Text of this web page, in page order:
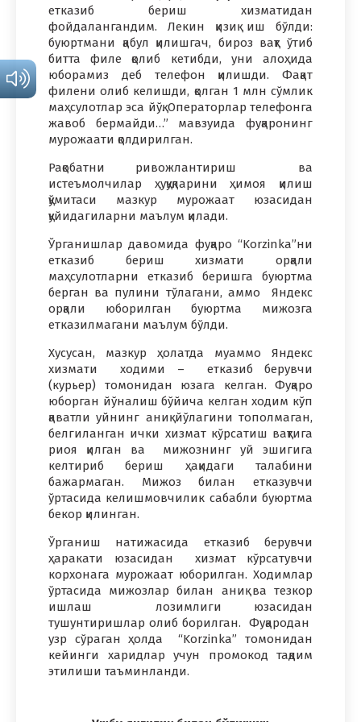
етказиб бериш хизматидан
фойдалангандим. Лекин қизиқ иш бўлди:
буюртмани қабул қилишгач, бироз вақт ўтиб
битта филе қолиб кетибди, уни алоҳида
юборамиз деб телефон қилишди. Фақат
филени олиб келишди, қолган 1 млн сўмлик
маҳсулотлар эса йўқ. Операторлар телефонга
жавоб бермайди…” мавзуида фуқаронинг
мурожаати қолдирилган.
Рақобатни ривожлантириш ва
истеъмолчилар ҳуқуқларини ҳимоя қилиш
қўмитаси мазкур мурожаат юзасидан
қуйидагиларни маълум қилади.
Ўрганишлар давомида фуқаро “Korzinka”ни
етказиб бериш хизмати орқали
маҳсулотларни етказиб беришга буюртма
берган ва пулини тўлагани, аммо Яндекс
орқали юборилган буюртма мижозга
етказилмагани маълум бўлди.
Хусусан, мазкур ҳолатда муаммо Яндекс
хизмати ходими – етказиб берувчи
(курьер) томонидан юзага келган. Фуқаро
юборган йўналиш бўйича келган ходим кўп
қаватли уйнинг аниқ йўлагини тополмаган,
белгиланган ички хизмат кўрсатиш вақтига
риоя қилган ва мижознинг уй эшигига
келтириб бериш ҳақидаги талабини
бажармаган. Мижоз билан етказувчи
ўртасида келишмовчилик сабабли буюртма
бекор қилинган.
Ўрганиш натижасида етказиб берувчи
ҳаракати юзасидан хизмат кўрсатувчи
корхонага мурожаат юборилган. Ходимлар
ўртасида мижозлар билан аниқ ва тезкор
ишлаш лозимлиги юзасидан
тушунтиришлар олиб борилган. Фуқародан
узр сўраган ҳолда “Korzinka” томонидан
кейинги харидлар учун промокод тақдим
этилиши таъминланди.